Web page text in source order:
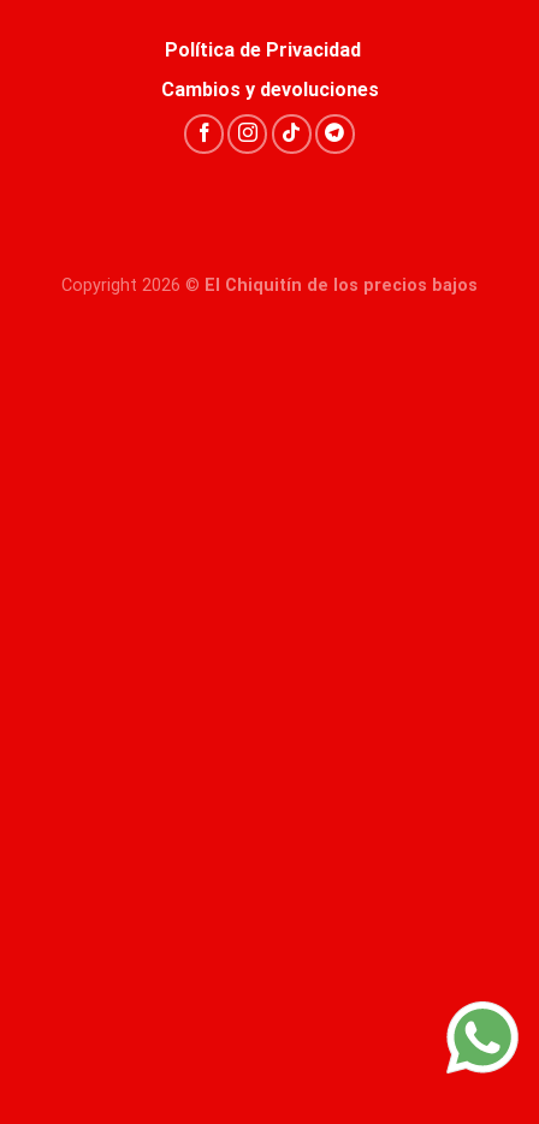
Política de Privacidad
Cambios y devoluciones
Copyright 2026 © El Chiquitín de los precios bajos